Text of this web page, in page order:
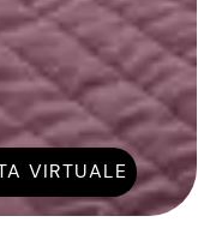
VIRTUALE